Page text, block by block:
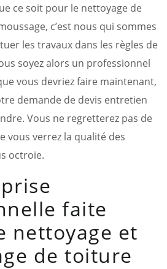
ce soit pour le nettoyage de
c’est nous qui sommes
les travaux dans les règles de
soyez alors un professionnel
vous devriez faire maintenant,
demande de devis entretien
Vous ne regretterez pas de
vous verrez la qualité des
octroie.
faite
nettoyage et
de toiture